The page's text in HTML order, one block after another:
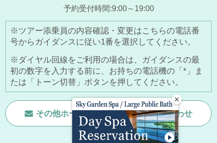
予約受付時間:9:00～19:00
※ツアー添乗員の内容確認・変更はこちらの電話番
号からガイダンスに従い1番を選択してください。
※ダイヤル回線をご利用の場合は、ガイダンスの最
初の数字を入力する前に、お持ちの電話機の「*」ま
たは「トーン切替」ボタンを押してください。
その他ホームページに関するお問い合わせ